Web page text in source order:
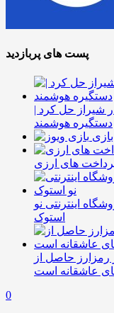
پست های پربازدید
شیراز حل کرد |
دستگیره هوشمند
های ارزی
اینترنتی نو
استوک
میلیون دلار رمزارز حاصل از
عاشقانه است
0